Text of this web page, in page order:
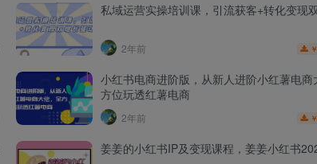
私域运营实操培训课，引流获客+转化变现
2年前 ￥
小红书电商进阶版，从新人进阶小红薯电商
方位玩透红薯电商
2年前 ￥
姜姜的小红书IP及变现课程，姜姜小红书